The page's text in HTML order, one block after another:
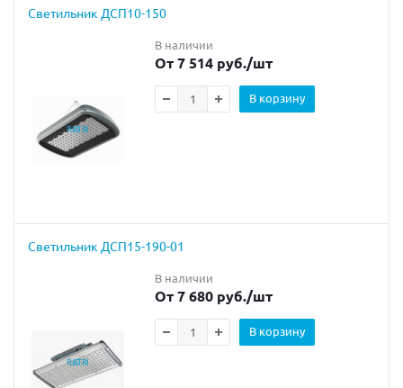
Светильник ДСП10-150
В наличии
От 7 514 руб./шт
В корзину
Светильник ДСП15-190-01
В наличии
От 7 680 руб./шт
В корзину